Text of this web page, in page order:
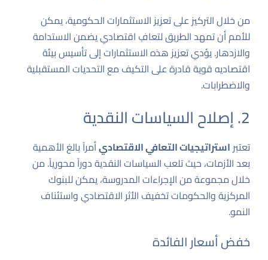
من خلال التركيز على تعزيز الاستثمارات الحكومية، يمكن
للأمم أن تمهد الطريق لتعافٍ اقتصادي يضمن الاستدامة
والازدهار. يؤدي تعزيز هذه الاستثمارات إلى تأسيس بيئة
اقتصاديه قوية قادرة على التكيف مع التحديات المستقبلية
والاضطرابات.
2. إصلاح السياسات النقدية
تعتبراستراتيجيات التعافي الاقتصاديأمراً بالغ الأهمية
بعد الأزمات، حيث تلعب السياسات النقدية دوراً محورياً. من
خلال مجموعة من الإجراءات المدروسة، يمكن للبنوك
المركزية والحكومات تخفيف الأثر الاقتصادي واستئناف
النمو.
خفض أسعار الفائدة